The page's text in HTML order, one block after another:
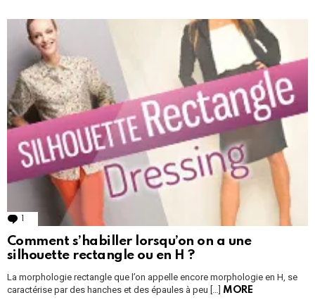
LATEST
STORIES
1 Comment
Comment s’habiller lorsqu’on on a une
silhouette rectangle ou en H ?
La morphologie rectangle que l’on appelle encore morphologie en H, se
caractérise par des hanches et des épaules à peu […] MORE